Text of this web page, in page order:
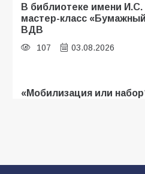
В библиотеке имени
мастер-класс
ВДВ
107 03.08.2026
«Мобилизация или